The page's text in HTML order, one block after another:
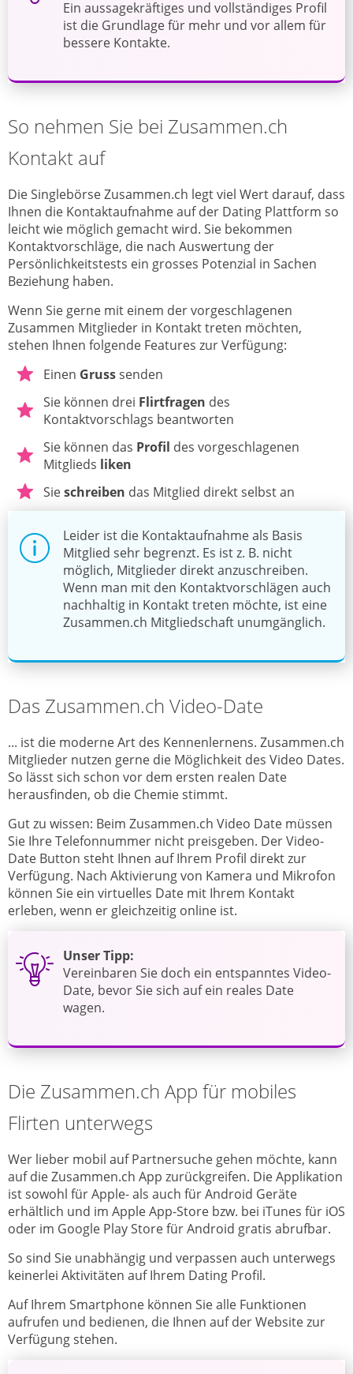
Ein aussagekräftiges und vollständiges Profil
ist die Grundlage für mehr und vor allem für
bessere Kontakte.
So nehmen Sie bei Zusammen.ch
Kontakt auf
Die Singlebörse Zusammen.ch legt viel Wert darauf, dass
Ihnen die Kontaktaufnahme auf der Dating Plattform so
leicht wie möglich gemacht wird. Sie bekommen
Kontaktvorschläge, die nach Auswertung der
Persönlichkeitstests ein grosses Potenzial in Sachen
Beziehung haben.
Wenn Sie gerne mit einem der vorgeschlagenen
Zusammen Mitglieder in Kontakt treten möchten,
stehen Ihnen folgende Features zur Verfügung:
Einen Grusssenden
Sie können drei Flirtfragen des
Kontaktvorschlags beantworten
Sie können das Profil des vorgeschlagenen
Mitglieds liken
Sieschreiben das Mitglied direkt selbst an
Leider ist die Kontaktaufnahme als Basis
Mitglied sehr begrenzt. Es ist z. B. nicht
möglich, Mitglieder direkt anzuschreiben.
Wenn man mit den Kontaktvorschlägen auch
nachhaltig in Kontakt treten möchte, ist eine
Zusammen.ch Mitgliedschaft unumgänglich.
Das Zusammen.ch Video-Date
... ist die moderne Art des Kennenlernens. Zusammen.ch
Mitglieder nutzen gerne die Möglichkeit des Video Dates.
So lässt sich schon vor dem ersten realen Date
herausfinden, ob die Chemie stimmt.
Gut zu wissen: Beim Zusammen.ch Video Date müssen
Sie Ihre Telefonnummer nicht preisgeben. Der Video-
Date Button steht Ihnen auf Ihrem Profil direkt zur
Verfügung. Nach Aktivierung von Kamera und Mikrofon
können Sie ein virtuelles Date mit Ihrem Kontakt
erleben, wenn er gleichzeitig online ist.
Unser Tipp:
Vereinbaren Sie doch ein entspanntes Video-
Date, bevor Sie sich auf ein reales Date
wagen.
Die Zusammen.ch App für mobiles
Flirten unterwegs
Wer lieber mobil auf Partnersuche gehen möchte, kann
auf die Zusammen.ch App zurückgreifen. Die Applikation
ist sowohl für Apple- als auch für Android Geräte
erhältlich und im Apple App-Store bzw. bei iTunes für iOS
oder im Google Play Store für Android gratis abrufbar.
So sind Sie unabhängig und verpassen auch unterwegs
keinerlei Aktivitäten auf Ihrem Dating Profil.
Auf Ihrem Smartphone können Sie alle Funktionen
aufrufen und bedienen, die Ihnen auf der Website zur
Verfügung stehen.